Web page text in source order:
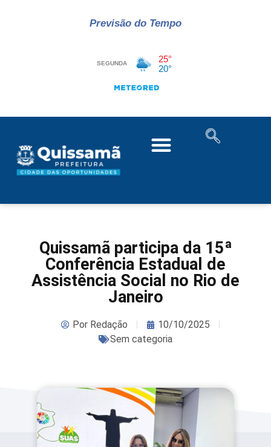
Previsão do Tempo
Quissamã participa da 15ª
Conferência Estadual de
Assistência Social no Rio de
Janeiro
PorRedação
10/10/2025
Sem categoria